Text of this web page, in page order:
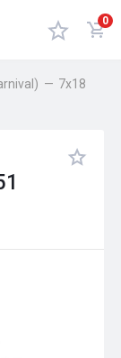
0
— 7x18